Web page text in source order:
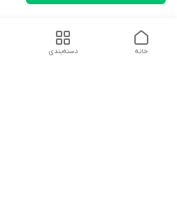
دسته‌بندی خانه